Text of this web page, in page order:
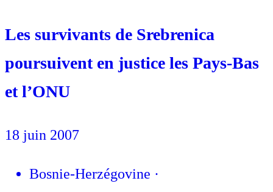
Les survivants de Srebrenica
poursuivent en justice les Pays-Bas
et l’ONU
18 juin 2007
Bosnie-Herzégovine ·